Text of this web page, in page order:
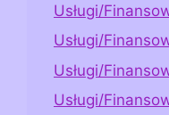
Usługi/
Usługi/
Usługi/
Usługi/